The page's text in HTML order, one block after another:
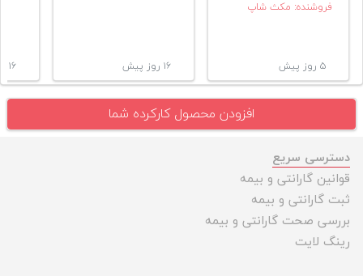
فروشنده: مکث شاپ
۵ روز پیش ۱۶ روز پیش ۱۶ روز پیش
افزودن محصول کارکرده شما
دسترسی سریع
قوانین گارانتی و بیمه
ثبت گارانتی و بیمه
بررسی صحت گارانتی و بیمه
رینگ لایت